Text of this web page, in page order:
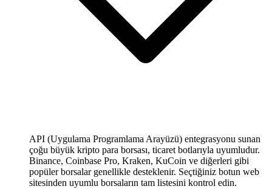
API (Uygulama Programlama Arayüzü) entegrasyonu sunan
çoğu büyük kripto para borsası, ticaret botlarıyla uyumludur.
Binance, Coinbase Pro, Kraken, KuCoin ve diğerleri gibi
popüler borsalar genellikle desteklenir. Seçtiğiniz botun web
sitesinden uyumlu borsaların tam listesini kontrol edin.